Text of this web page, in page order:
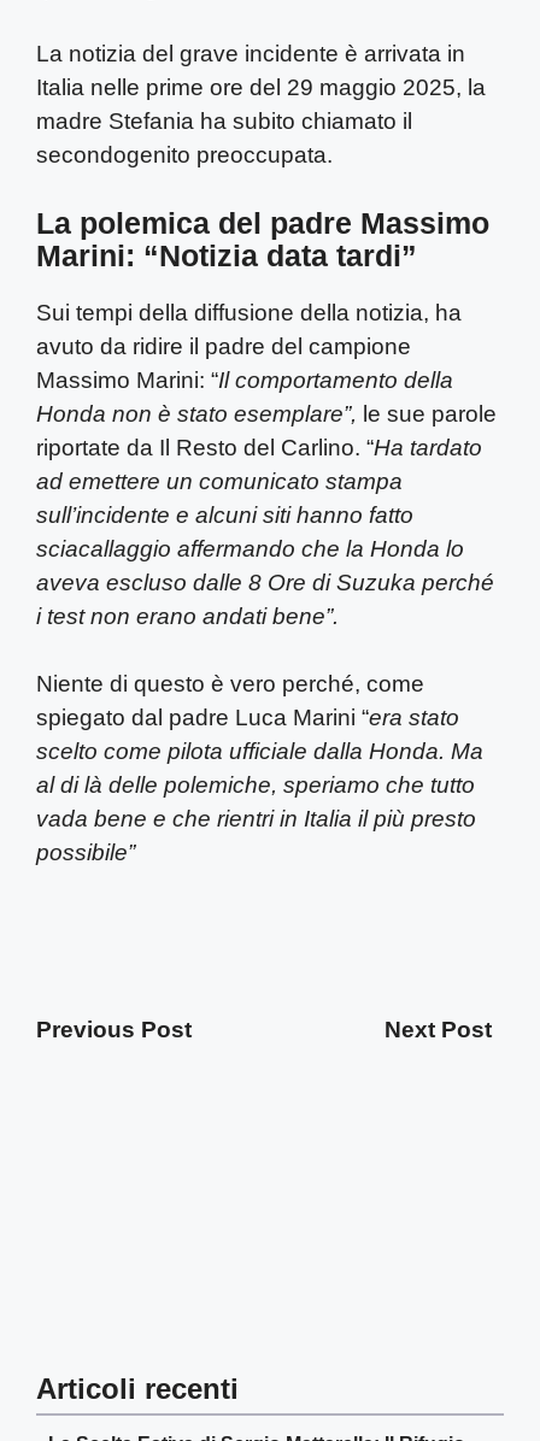
La notizia del grave incidente è arrivata in
Italia nelle prime ore del 29 maggio 2025, la
madre Stefania ha subito chiamato il
secondogenito preoccupata.
La polemica del padre Massimo
Marini: “Notizia data tardi”
Sui tempi della diffusione della notizia, ha
avuto da ridire il padre del campione
Massimo Marini: “Il comportamento della
Honda non è stato esemplare”, le sue parole
riportate da Il Resto del Carlino. “Ha tardato
ad emettere un comunicato stampa
sull’incidente e alcuni siti hanno fatto
sciacallaggio affermando che la Honda lo
aveva escluso dalle 8 Ore di Suzuka perché
i test non erano andati bene”.
Niente di questo è vero perché, come
spiegato dal padre Luca Marini “era stato
scelto come pilota ufficiale dalla Honda. Ma
al di là delle polemiche, speriamo che tutto
vada bene e che rientri in Italia il più presto
possibile”
Previous Post Next Post
Articoli recenti